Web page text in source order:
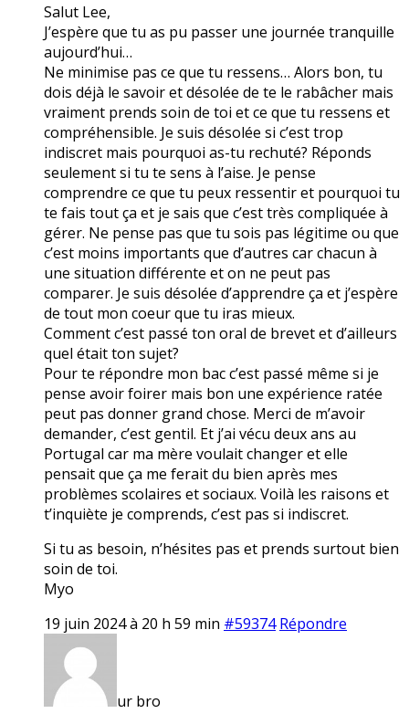
Salut Lee,
J’espère que tu as pu passer une journée tranquille
aujourd’hui…
Ne minimise pas ce que tu ressens… Alors bon, tu
dois déjà le savoir et désolée de te le rabâcher mais
vraiment prends soin de toi et ce que tu ressens et
compréhensible. Je suis désolée si c’est trop
indiscret mais pourquoi as-tu rechuté? Réponds
seulement si tu te sens à l’aise. Je pense
comprendre ce que tu peux ressentir et pourquoi tu
te fais tout ça et je sais que c’est très compliquée à
gérer. Ne pense pas que tu sois pas légitime ou que
c’est moins importants que d’autres car chacun à
une situation différente et on ne peut pas
comparer. Je suis désolée d’apprendre ça et j’espère
de tout mon coeur que tu iras mieux.
Comment c’est passé ton oral de brevet et d’ailleurs
quel était ton sujet?
Pour te répondre mon bac c’est passé même si je
pense avoir foirer mais bon une expérience ratée
peut pas donner grand chose. Merci de m’avoir
demander, c’est gentil. Et j’ai vécu deux ans au
Portugal car ma mère voulait changer et elle
pensait que ça me ferait du bien après mes
problèmes scolaires et sociaux. Voilà les raisons et
t’inquiète je comprends, c’est pas si indiscret.
Si tu as besoin, n’hésites pas et prends surtout bien
soin de toi.
Myo
19 juin 2024 à 20 h 59 min #59374 Répondre
ur bro